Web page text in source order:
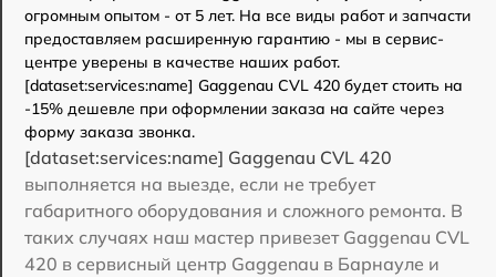
огромным опытом - от 5 лет. На все виды работ и запчасти
предоставляем расширенную гарантию - мы в сервис-
центре уверены в качестве наших работ.
[dataset:services:name] Gaggenau CVL 420 будет стоить на
-15% дешевле при оформлении заказа на сайте через
форму заказа звонка.
[dataset:services:name] Gaggenau CVL 420
выполняется на выезде, если не требует
габаритного оборудования и сложного ремонта. В
таких случаях наш мастер привезет Gaggenau CVL
420 в сервисный центр Gaggenau в Барнауле и